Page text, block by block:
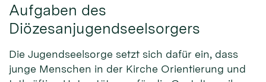
Aufgaben des
Diözesanjugendseelsorgers
Die Jugendseelsorge setzt sich dafür ein, dass
junge Menschen in der Kirche Orientierung und